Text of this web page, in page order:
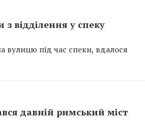
відділення у спеку
вулицю під час спеки, вдалося
давній римський міст